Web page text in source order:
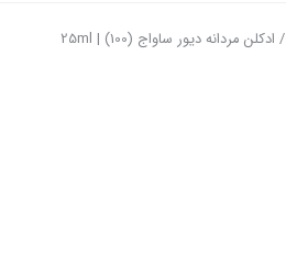
/ ادکلن مردانه دیور ساواج (100) | 25ml